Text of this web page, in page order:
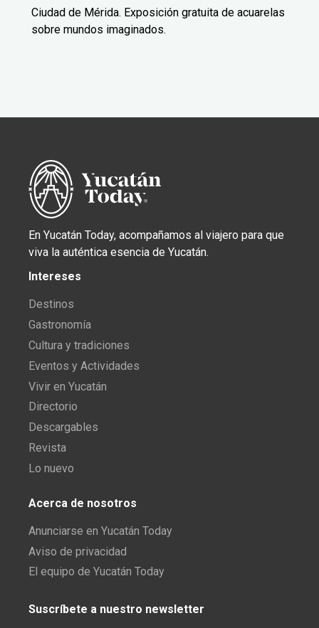
Ciudad de Mérida. Exposición gratuita de acuarelas
sobre mundos imaginados.
En Yucatán Today, acompañamos al viajero para que
viva la auténtica esencia de Yucatán.
Intereses
Destinos
Gastronomía
Cultura y tradiciones
Eventos y Actividades
Vivir en Yucatán
Directorio
Descargables
Revista
Lo nuevo
Acerca de nosotros
Anunciarse en Yucatán Today
Aviso de privacidad
El equipo de Yucatán Today
Suscríbete a nuestro newsletter